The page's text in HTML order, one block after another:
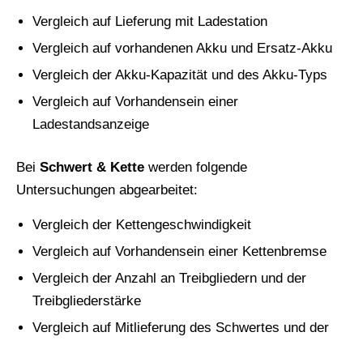
Vergleich auf Lieferung mit Ladestation
Vergleich auf vorhandenen Akku und Ersatz-Akku
Vergleich der Akku-Kapazität und des Akku-Typs
Vergleich auf Vorhandensein einer
Ladestandsanzeige
Bei Schwert & Kette werden folgende
Untersuchungen abgearbeitet:
Vergleich der Kettengeschwindigkeit
Vergleich auf Vorhandensein einer Kettenbremse
Vergleich der Anzahl an Treibgliedern und der
Treibgliederstärke
Vergleich auf Mitlieferung des Schwertes und der